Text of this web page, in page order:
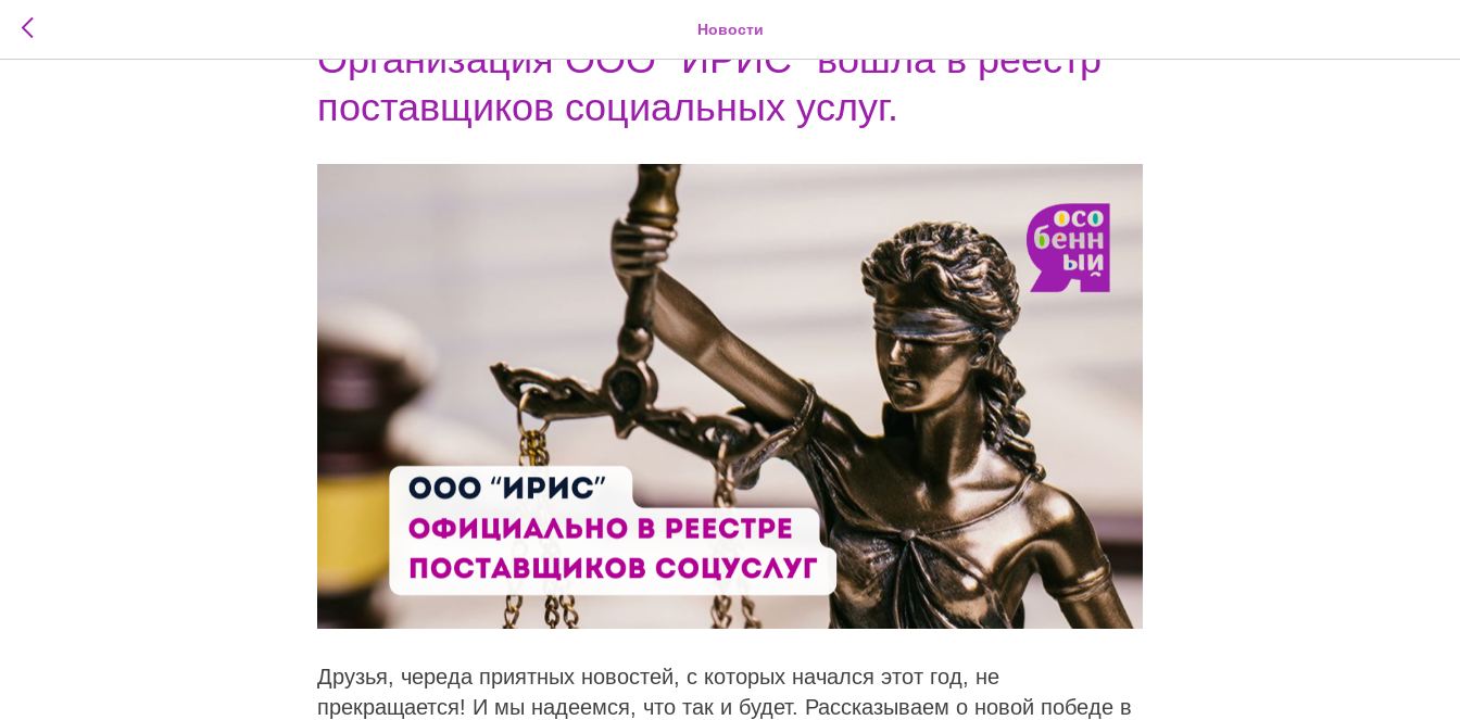
Новости
Организация ООО "ИРИС" вошла в реестр
поставщиков социальных услуг.
Друзья, череда приятных новостей, с которых начался этот год, не
прекращается! И мы надеемся, что так и будет. Рассказываем о новой победе в